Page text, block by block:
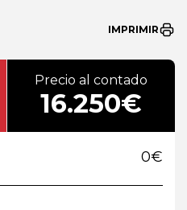
IMPRIMIR
Precio al contado
16.250€
0€